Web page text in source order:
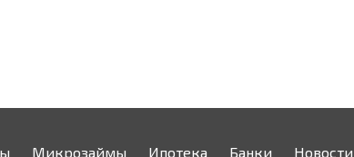
Микрозаймы Ипотека Банки Новости